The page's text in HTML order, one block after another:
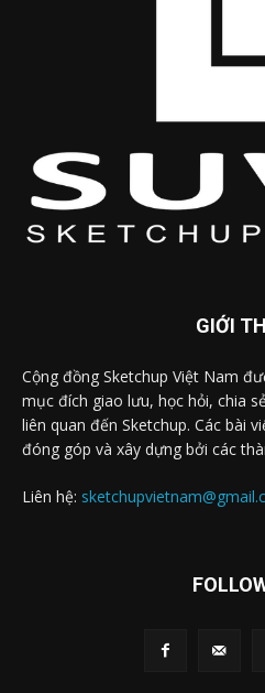
GIỚI
Cộng đồng Sketchup Việt Nam
mục đích giao lưu, học hỏi, chia
liên quan đến Sketchup. Các bài
đóng góp và xây dựng bởi các
Liên hệ: